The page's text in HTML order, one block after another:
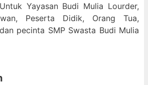
Yayasan Budi Mulia Lourder,
Peserta Didik, Orang Tua,
pecinta SMP Swasta Budi Mulia